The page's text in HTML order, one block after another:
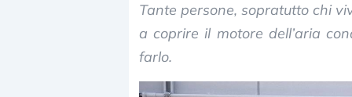
Tante persone, sopratutto chi
a coprire il motore dell’aria
farlo.